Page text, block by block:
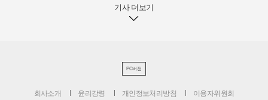
기사 더보기
PC버전
회사소개 윤리강령 개인정보처리방침 이용자위원회